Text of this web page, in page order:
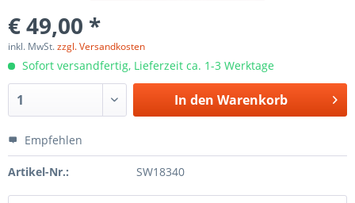
€ 49,00 *
inkl. MwSt.zzgl. Versandkosten
Sofort versandfertig, Lieferzeit ca. 1-3 Werktage
In den Warenkorb
Empfehlen
Artikel-Nr.: SW18340